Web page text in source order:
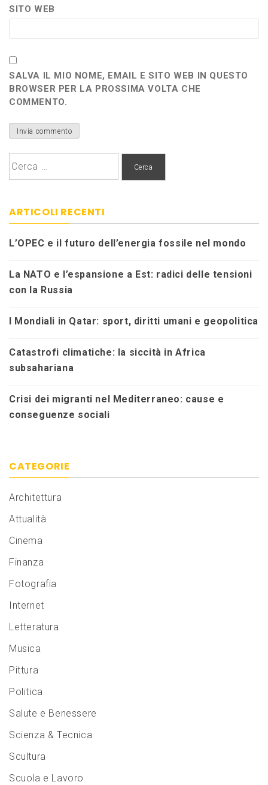
SITO WEB
SALVA IL MIO NOME, EMAIL E SITO WEB IN QUESTO
BROWSER PER LA PROSSIMA VOLTA CHE
COMMENTO.
Ricerca
ARTICOLI RECENTI
L’OPEC e il futuro dell’energia fossile nel mondo
La NATO e l’espansione a Est: radici delle tensioni
con la Russia
I Mondiali in Qatar: sport, diritti umani e geopolitica
Catastrofi climatiche: la siccità in Africa
subsahariana
Crisi dei migranti nel Mediterraneo: cause e
conseguenze sociali
CATEGORIE
Architettura
Attualità
Cinema
Finanza
Fotografia
Internet
Letteratura
Musica
Pittura
Politica
Salute e Benessere
Scienza & Tecnica
Scultura
Scuola e Lavoro